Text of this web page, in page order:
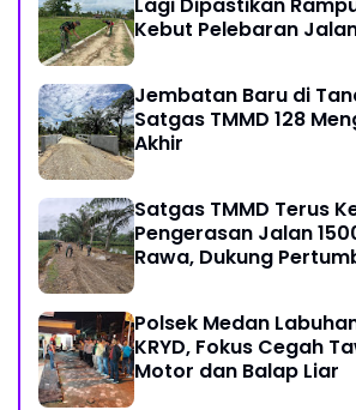
Lagi Dipastikan
Kebut Pelebaran
Jembatan Baru di
Satgas TMMD 128
Akhir
Satgas TMMD Terus
Pengerasan Jalan
Rawa, Dukung
Polsek Medan
KRYD, Fokus Cegah
Motor dan Balap Liar